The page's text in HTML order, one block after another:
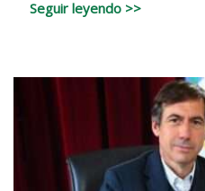
Seguir leyendo >>